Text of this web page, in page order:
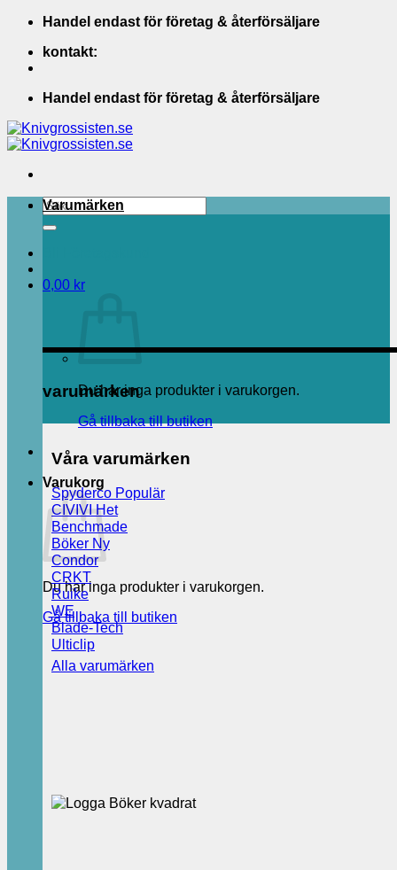
Skip
content
Handel endast för företag & återförsäljare
kontakt:
Handel endast för företag & återförsäljare
Sök
efter:
0,00 kr
Du har inga produkter i varukorgen.
Gå tillbaka till butiken
Varukorg
Du har inga produkter i varukorgen.
Gå tillbaka till butiken
Varumärken
varumärken
Våra varumärken
Spyderco
CIVIVI
Benchmade
Böker
Condor
CRKT
Ruike
WE
Blade-Tech
Ulticlip
Alla varumärken